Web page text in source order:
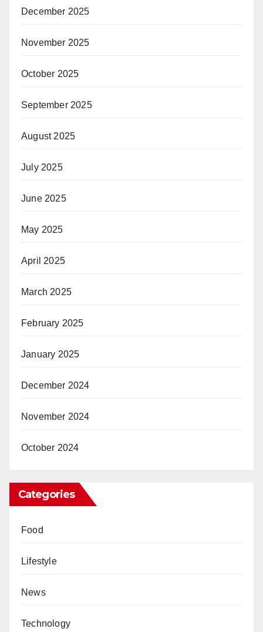
December 2025
November 2025
October 2025
September 2025
August 2025
July 2025
June 2025
May 2025
April 2025
March 2025
February 2025
January 2025
December 2024
November 2024
October 2024
Categories
Food
Lifestyle
News
Technology